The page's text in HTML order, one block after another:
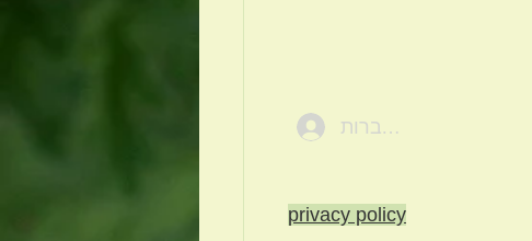
להתחברות
privacy policy